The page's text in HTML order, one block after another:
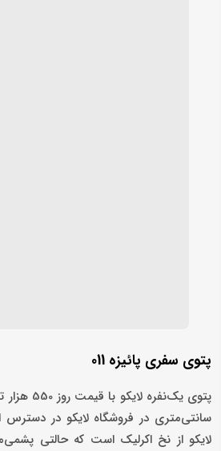
پتوی سفری پائيزه 011
سانتی‌متری در فروشگاه لایکو در
لایکو از نخ اکرلیک است که حالتی